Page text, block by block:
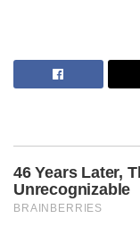
45
ലക്ഷ്യമിടുന്നത്.
തീരുമാനത്തിന്
കിലോമീറ്റർ